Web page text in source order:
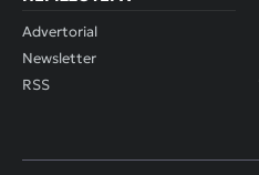
Advertorial
Newsletter
RSS